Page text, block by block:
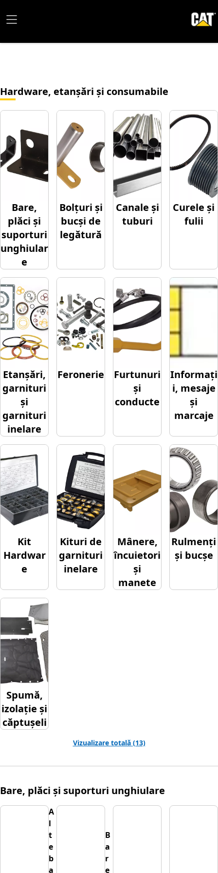
Hardware, etanșări și consumabile
Bare,
plăci și
suporturi
unghiular
e
Bolțuri și
bucși de
legătură
Canale și
tuburi
Curele și
fulii
Etanșări,
garnituri
și
garnituri
inelare
Feronerie
Furtunuri
și
conducte
Informați
i, mesaje
și
marcaje
Kit
Hardwar
e
Kituri de
garnituri
inelare
Mânere,
încuietori
și
manete
Rulmenți
și bucșe
Spumă,
izolație și
căptușeli
Vizualizare totală (13)
Bare, plăci și suporturi unghiulare
A
l
t
e
b
a
B
a
r
e